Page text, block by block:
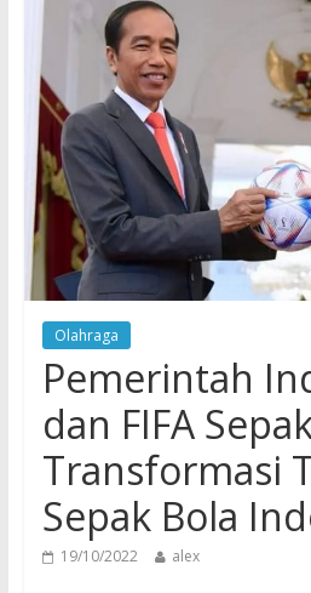
Olahraga
Pemerintah
dan FIFA
Transformasi
Sepak Bola
19/10/2022 alex